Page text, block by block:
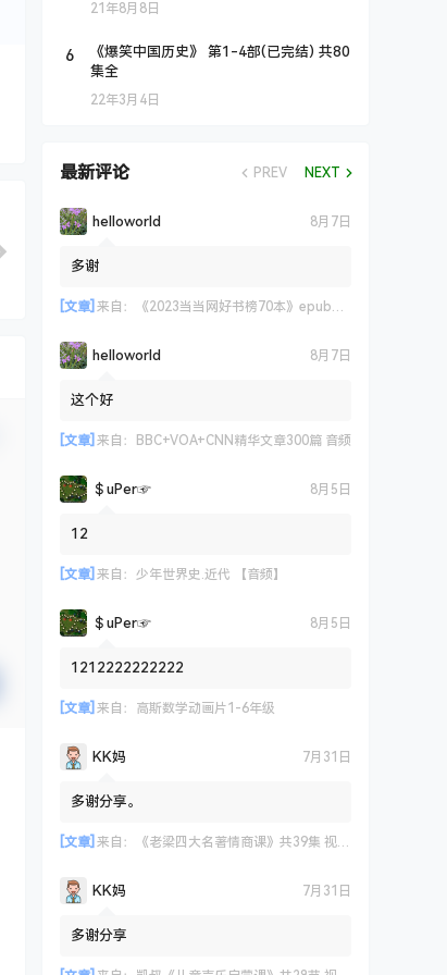
21年8月8日
6
《爆笑中国历史》 第1-4部(已完结) 共80
集全
22年3月4日
最新评论 PREV NEXT
helloworld 8月7日
多谢
[文章] 来自： 《2023当当网好书榜70本》epub+azw3+mobi格式
helloworld 8月7日
这个好
[文章] 来自： BBC+VOA+CNN精华文章300篇 音频
＄uΡer☞ 8月5日
12
[文章] 来自： 少年世界史.近代 【音频】
＄uΡer☞ 8月5日
1212222222222
[文章] 来自： 高斯数学动画片1-6年级
KK妈 7月31日
多谢分享。
[文章] 来自： 《老梁四大名著情商课》共39集 视频课程
KK妈 7月31日
多谢分享